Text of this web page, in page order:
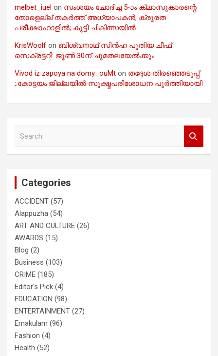
melbet_iuel on സംശയം ചോദിച്ച 5-ാം ക്ലാസുകാരന്റെ
തോളെല്ല് തകർത്ത് അധ്യാപകൻ; ക്രൂരത
പരീക്ഷാഹാളിൽ; കുട്ടി ചികിത്സയിൽ
KrisWoolf on ബിശ്വനാഥ് സിൻഹ പുതിയ ചീഫ്
സെക്രട്ടറി: ജൂൺ 30ന് ചുമതലയേൽക്കും
Vivod iz zapoya na domy_ouMt on തദ്ദേശ തിരഞ്ഞെടുപ്പ്
;.കോട്ടയം ജില്ലയിൽ സൂക്ഷ്മപരിശോധന പൂർത്തിയായി
Categories
ACCIDENT (57)
Alappuzha (54)
ART AND CULTURE (26)
AWARDS (15)
Blog (2)
Business (103)
CRIME (185)
Editor's Pick (4)
EDUCATION (98)
ENTERTAINMENT (27)
Ernakulam (96)
Fashion (4)
Health (52)